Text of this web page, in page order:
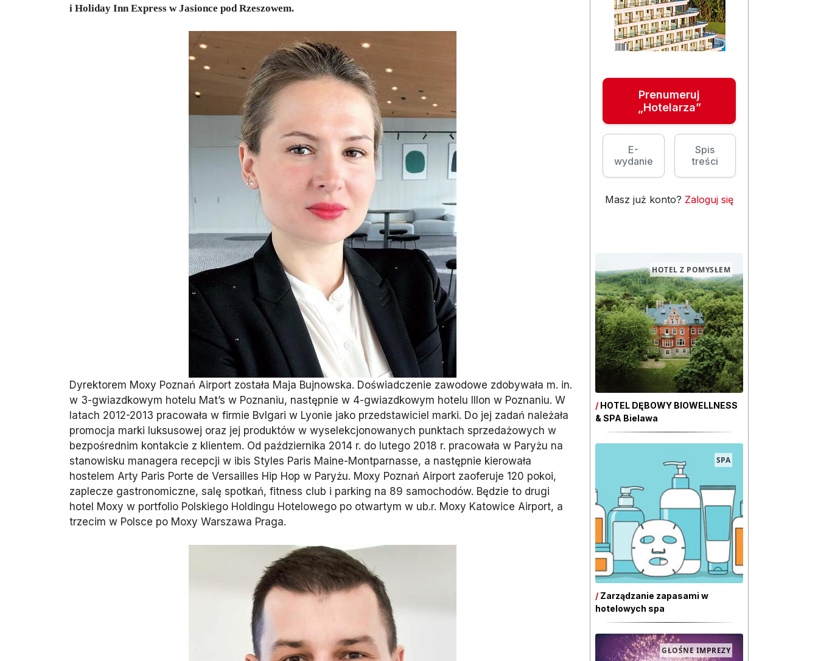
i Holiday Inn Express w Jasionce pod Rzeszowem.
Dyrektorem Moxy Poznań Airport została Maja Bujnowska. Doświadczenie zawodowe zdobywała m. in.
w 3-gwiazdkowym hotelu Mat’s w Poznaniu, następnie w 4-gwiazdkowym hotelu Illon w Poznaniu. W
latach 2012-2013 pracowała w firmie Bvlgari w Lyonie jako przedstawiciel marki. Do jej zadań należała
promocja marki luksusowej oraz jej produktów w wyselekcjonowanych punktach sprzedażowych w
bezpośrednim kontakcie z klientem. Od października 2014 r. do lutego 2018 r. pracowała w Paryżu na
stanowisku managera recepcji w ibis Styles Paris Maine-Montparnasse, a następnie kierowała
hostelem Arty Paris Porte de Versailles Hip Hop w Paryżu. Moxy Poznań Airport zaoferuje 120 pokoi,
zaplecze gastronomiczne, salę spotkań, fitness club i parking na 89 samochodów. Będzie to drugi
hotel Moxy w portfolio Polskiego Holdingu Hotelowego po otwartym w ub.r. Moxy Katowice Airport, a
trzecim w Polsce po Moxy Warszawa Praga.
Prenumeruj
„Hotelarza”
E-
wydanie
Spis
treści
Masz już konto? Zaloguj się
HOTEL Z POMYSŁEM
/ HOTEL DĘBOWY BIOWELLNESS
& SPA Bielawa
SPA
/ Zarządzanie zapasami w
hotelowych spa
GŁOŚNE IMPREZY